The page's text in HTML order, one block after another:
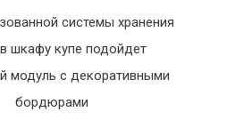
системы хранения
шкафу купе подойдет
модуль с декоративными
бордюрами